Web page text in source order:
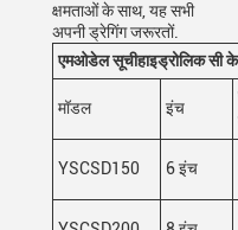
क्षमताओं के साथ, यह सभी
अपनी ड्रेगिंग जरूरतों.
एमओडेल सूचीहाइड्रोलिक सी
मॉडल इंच
YSCSD150 6 इंच